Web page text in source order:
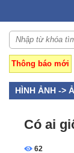
Thông báo mới
HÌNH ẢNH ->
Có ai
62